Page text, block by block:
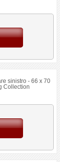
sinistro - 66 x 70
Collection